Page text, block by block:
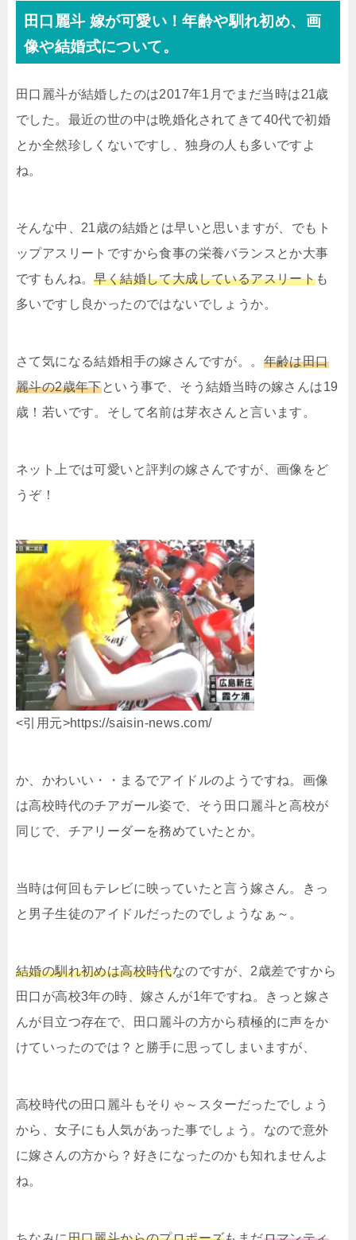
田口麗斗 嫁が可愛い！年齢や馴れ初め、画
像や結婚式について。
田口麗斗が結婚したのは2017年1月でまだ当時は21歳
でした。最近の世の中は晩婚化されてきて40代で初婚
とか全然珍しくないですし、独身の人も多いですよ
ね。
そんな中、21歳の結婚とは早いと思いますが、でもト
ップアスリートですから食事の栄養バランスとか大事
ですもんね。早く結婚して大成しているアスリートも
多いですし良かったのではないでしょうか。
さて気になる結婚相手の嫁さんですが。。 年齢は田口
麗斗の2歳年下という事で、そう結婚当時の嫁さんは19
歳！若いです。そして名前は芽衣さんと言います。
ネット上では可愛いと評判の嫁さんですが、画像をど
うぞ！
<引用元>https://saisin-news.com/
か、かわいい・・まるでアイドルのようですね。画像
は高校時代のチアガール姿で、そう田口麗斗と高校が
同じで、チアリーダーを務めていたとか。
当時は何回もテレビに映っていたと言う嫁さん。きっ
と男子生徒のアイドルだったのでしょうなぁ～。
結婚の馴れ初めは高校時代なのですが、2歳差ですから
田口が高校3年の時、嫁さんが1年ですね。きっと嫁さ
んが目立つ存在で、田口麗斗の方から積極的に声をか
けていったのでは？と勝手に思ってしまいますが、
高校時代の田口麗斗もそりゃ～スターだったでしょう
から、女子にも人気があった事でしょう。なので意外
に嫁さんの方から？好きになったのかも知れませんよ
ね。